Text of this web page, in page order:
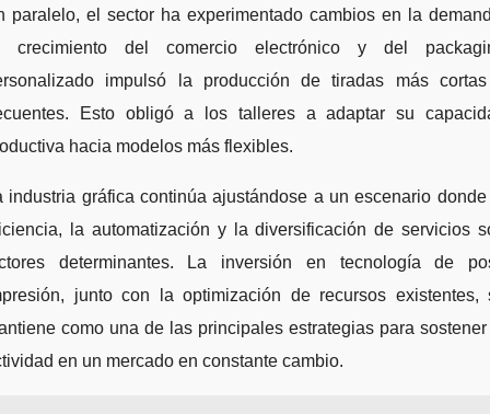
paralelo, el sector ha experimentado cambios en la
crecimiento del comercio electrónico y del
impulsó la producción de tiradas más
Esto obligó a los talleres a adaptar su
hacia modelos más flexibles.
industria gráfica continúa ajustándose a un escenario
la automatización y la diversificación de servicios
determinantes. La inversión en tecnología de
junto con la optimización de recursos existentes,
como una de las principales estrategias para
en un mercado en constante cambio.